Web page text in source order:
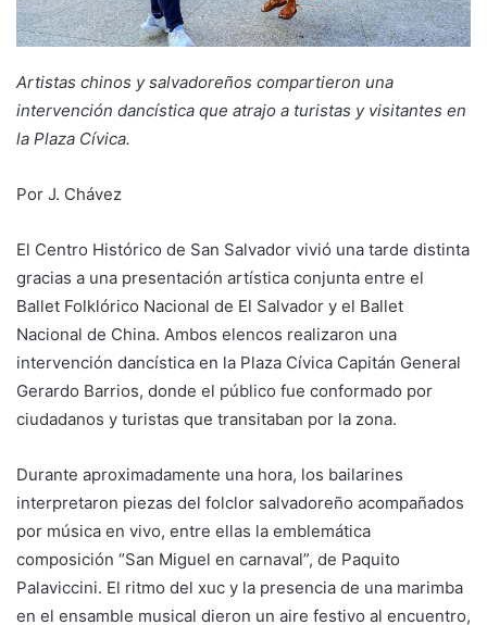
Artistas chinos y salvadoreños compartieron una
intervención dancística que atrajo a turistas y visitantes en
la Plaza Cívica.
Por J. Chávez
El Centro Histórico de San Salvador vivió una tarde distinta
gracias a una presentación artística conjunta entre el
Ballet Folklórico Nacional de El Salvador y el Ballet
Nacional de China. Ambos elencos realizaron una
intervención dancística en la Plaza Cívica Capitán General
Gerardo Barrios, donde el público fue conformado por
ciudadanos y turistas que transitaban por la zona.
Durante aproximadamente una hora, los bailarines
interpretaron piezas del folclor salvadoreño acompañados
por música en vivo, entre ellas la emblemática
composición “San Miguel en carnaval”, de Paquito
Palaviccini. El ritmo del xuc y la presencia de una marimba
en el ensamble musical dieron un aire festivo al encuentro,